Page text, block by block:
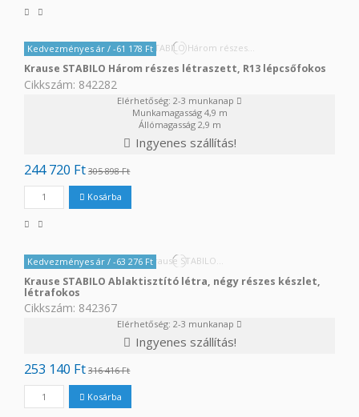
Kedvezményes ár/ -61 178 Ft
Krause STABILO Három részes létraszett, R13 lépcsőfokos
Cikkszám: 842282
Elérhetőség: 2-3 munkanap
Munkamagasság 4,9 m
Állómagasság 2,9 m
Ingyenes szállítás!
244 720 Ft 305 898 Ft
Kosárba
Kedvezményes ár/ -63 276 Ft
Krause STABILO Ablaktisztító létra, négy részes készlet,
létrafokos
Cikkszám: 842367
Elérhetőség: 2-3 munkanap
Ingyenes szállítás!
253 140 Ft 316 416 Ft
Kosárba